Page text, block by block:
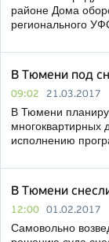
районе Дома
регионального
В Тюмени под
09:02 21.03.2017
В Тюмени
исполнению
В Тюмени
12:00 01.02.2017
Самовольно